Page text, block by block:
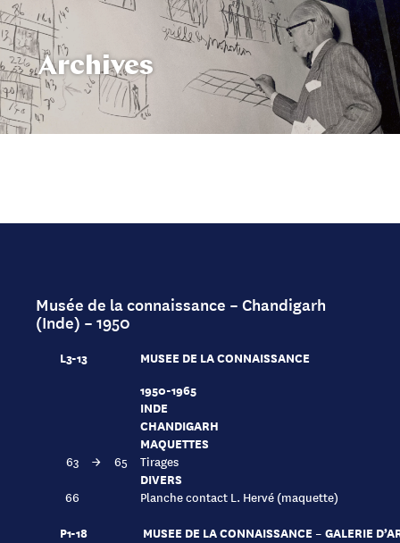
Archives
Musée de la connaissance – Chandigarh
(Inde) – 1950
L3-13
MUSEE DE LA CONNAISSANCE
1950-1965
INDE
CHANDIGARH
MAQUETTES
63 → 65 Tirages
DIVERS
66 Planche contact L. Hervé (maquette)
P1-18
MUSEE DE LA CONNAISSANCE – GALERIE